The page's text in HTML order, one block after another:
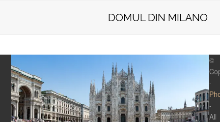
DOMUL DIN MILANO
©
-
-
All